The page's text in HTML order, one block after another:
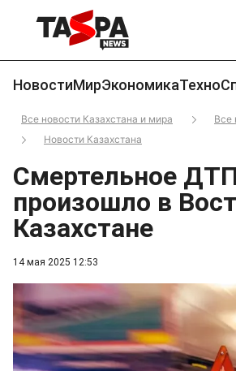
НовостиМирЭкономикаТехно
Все новости Казахстана и мира
Все
Новости Казахстана
14 мая 2025 12:53
Смертельное
произошло в
Казахстане